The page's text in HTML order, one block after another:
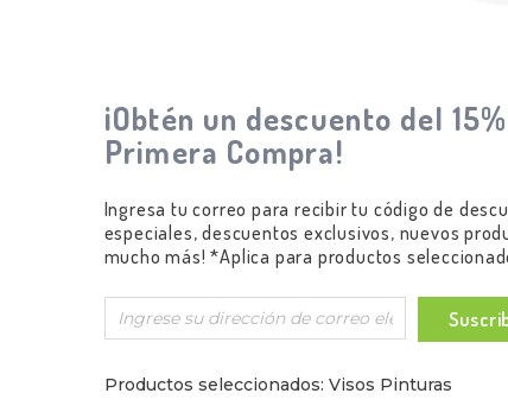
HP-B Plus
HP-B Plus es adecuado para las
tela
¡Obtén un descuento del
Primera Compra!
Ingresa tu correo para recibir tu código de
especiales, descuentos exclusivos, nuevos
mucho más! *Aplica para productos
Productos seleccionados: Visos Pinturas